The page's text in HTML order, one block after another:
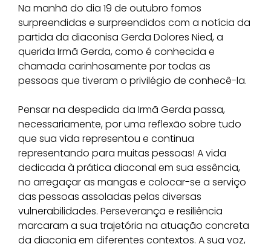
Na manhã do dia 19 de outubro fomos
surpreendidas e surpreendidos com a notícia da
partida da diaconisa Gerda Dolores Nied, a
querida Irmã Gerda, como é conhecida e
chamada carinhosamente por todas as
pessoas que tiveram o privilégio de conhecê-la.
Pensar na despedida da Irmã Gerda passa,
necessariamente, por uma reflexão sobre tudo
que sua vida representou e continua
representando para muitas pessoas! A vida
dedicada à prática diaconal em sua essência,
no arregaçar as mangas e colocar-se a serviço
das pessoas assoladas pelas diversas
vulnerabilidades. Perseverança e resiliência
marcaram a sua trajetória na atuação concreta
da diaconia em diferentes contextos. A sua voz,